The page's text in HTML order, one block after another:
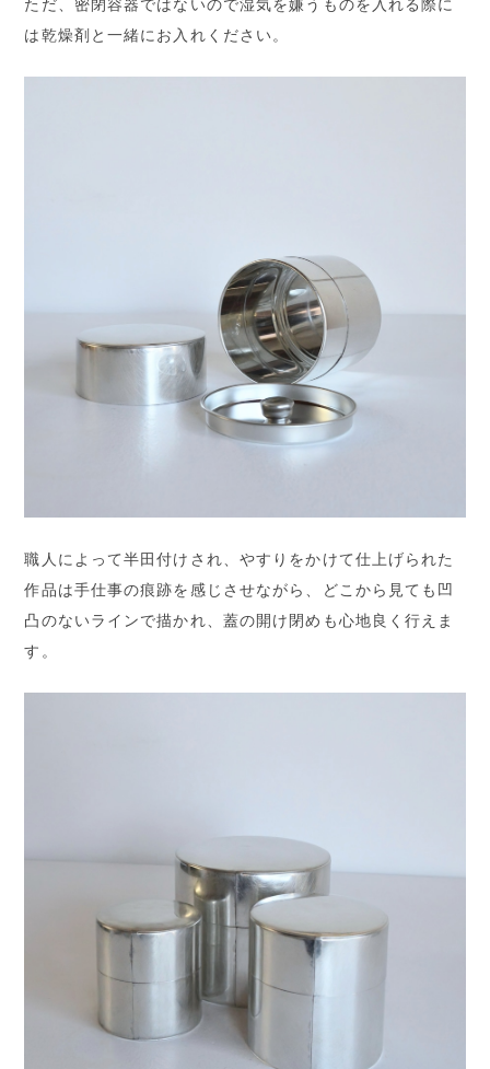
ただ、密閉容器ではないので湿気を嫌うものを入れる際に
は乾燥剤と一緒にお入れください。
職人によって半田付けされ、やすりをかけて仕上げられた
作品は手仕事の痕跡を感じさせながら、どこから見ても凹
凸のないラインで描かれ、蓋の開け閉めも心地良く行えま
す。